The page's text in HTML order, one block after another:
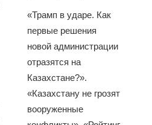
«Трамп в ударе. Как
первые решения
новой администрации
отразятся на
Казахстане?».
«Казахстану не грозят
вооруженные